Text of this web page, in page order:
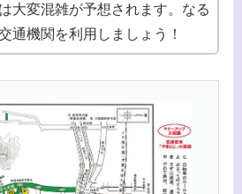
大変混雑が予想されます。なる
通機関を利用しましょう！